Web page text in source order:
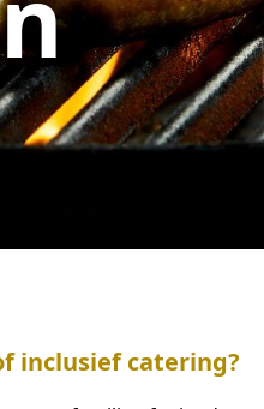
inclusief catering?